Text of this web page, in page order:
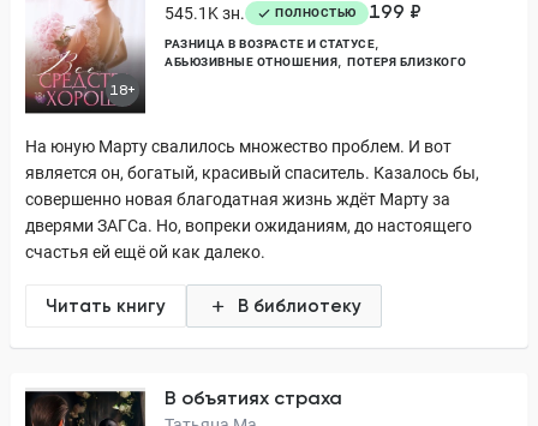
18+
545.1K зн.
ПОЛНОСТЬЮ 199 ₽
РАЗНИЦА В ВОЗРАСТЕ И СТАТУСЕ
АБЬЮЗИВНЫЕ ОТНОШЕНИЯ
ПОТЕРЯ БЛИЗКОГО
На юную Марту свалилось множество проблем. И вот
является он, богатый, красивый спаситель. Казалось бы,
совершенно новая благодатная жизнь ждёт Марту за
дверями ЗАГСа. Но, вопреки ожиданиям, до настоящего
счастья ей ещё ой как далеко.
Читать книгу В библиотеку
В объятиях страха